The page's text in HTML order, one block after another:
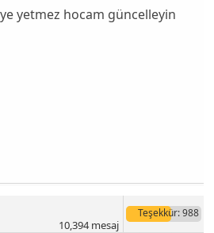
yetmez hocam güncelleyin
Teşekkür: 988
10,394mesaj